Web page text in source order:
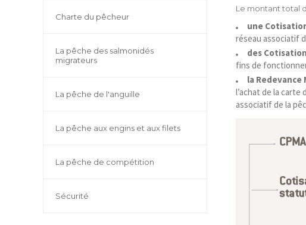
Charte du pêcheur
La pêche des salmonidés
migrateurs
La pêche de l'anguille
La pêche aux engins et aux filets
La pêche de compétition
Sécurité
Le montant total
une
réseau associatif
des
fins de
la Redevance
l’achat de la
associatif de la